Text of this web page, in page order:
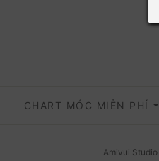
CHART MÓC MIỄN PHÍ
Amivui Studio